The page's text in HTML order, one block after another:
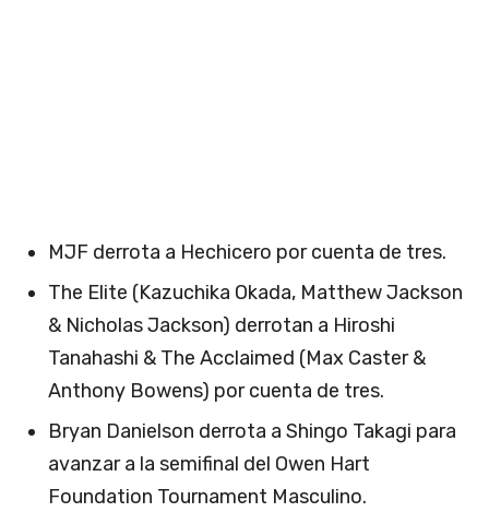
MJF derrota a Hechicero por cuenta de tres.
The Elite (Kazuchika Okada, Matthew Jackson
& Nicholas Jackson) derrotan a Hiroshi
Tanahashi & The Acclaimed (Max Caster &
Anthony Bowens) por cuenta de tres.
Bryan Danielson derrota a Shingo Takagi para
avanzar a la semifinal del Owen Hart
Foundation Tournament Masculino.